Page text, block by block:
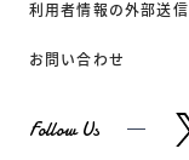
利用者情報の外部送信
お問い合わせ
Follow Us